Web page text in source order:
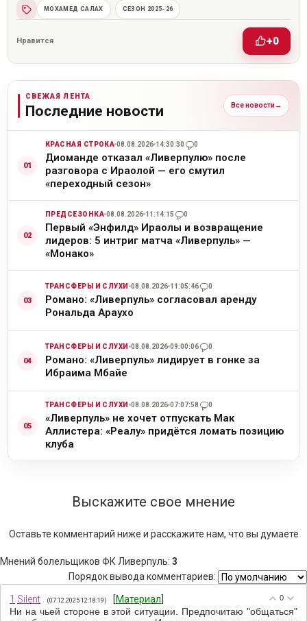
МОХАМЕД САЛАХ СЕЗОН 2025-26
Нравится +0
СВЕЖАЯ ЛЕНТА
Последние новости Все новости→
КРАСНАЯ СТРОКА 08.08.2026 14:30:30 0
Диоманде отказал «Ливерпулю» после
разговора с Ираолой — его смутил
«переходный сезон»
ПРЕДСЕЗОНКА 08.08.2026 11:14:15 0
Первый «Энфилд» Ираолы и возвращение
лидеров: 5 интриг матча «Ливерпуль» —
«Монако»
ТРАНСФЕРЫ И СЛУХИ 08.08.2026 11:05:46 0
Романо: «Ливерпуль» согласовал аренду
Рональда Араухо
ТРАНСФЕРЫ И СЛУХИ 08.08.2026 09:00:06 0
Романо: «Ливерпуль» лидирует в гонке за
Ибраима Мбайе
ТРАНСФЕРЫ И СЛУХИ 08.08.2026 07:07:58 0
«Ливерпуль» не хочет отпускать Мак
Аллистера: «Реалу» придётся ломать позицию
клуба
Выскажите свое мнение
Оставьте комментарий ниже и расскажите нам, что вы думаете
Мнений болельщиков ФК Ливерпуль: 3
Порядок вывода комментариев:
0
1 Silent (07.12.2025 12:18:19) [Материал
Ни на чьей стороне в этой ситуации. Предпочитаю "общаться"